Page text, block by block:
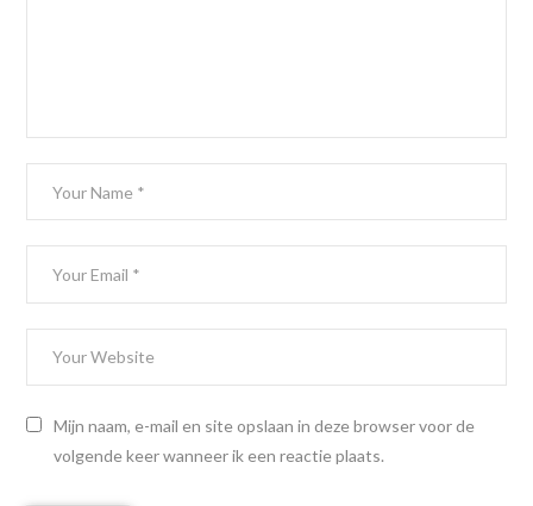
Mijn naam, e-mail en site opslaan in deze browser voor de
volgende keer wanneer ik een reactie plaats.